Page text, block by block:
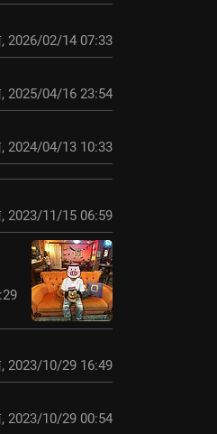
, 2026/02/14 07:33
, 2025/04/16 23:54
, 2024/04/13 10:33
, 2023/11/15 06:59
, 2023/10/29 16:49
, 2023/10/29 00:54